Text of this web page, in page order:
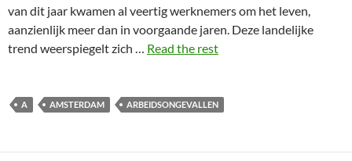
van dit jaar kwamen al veertig werknemers om het leven,
aanzienlijk meer dan in voorgaande jaren. Deze landelijke
trend weerspiegelt zich … Read the rest
A AMSTERDAM ARBEIDSONGEVALLEN